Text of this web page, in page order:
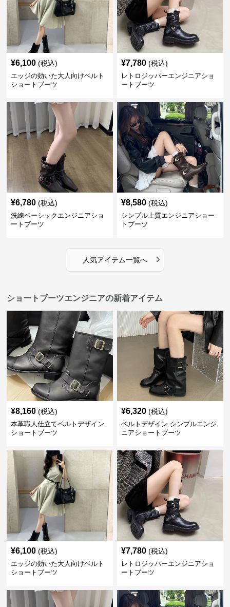
¥6,100 (税込)
エッジの効いた大人向けベルト
ショートブーツ
¥7,780 (税込)
レトロジッパーエンジニアショ
ートブーツ
¥6,780 (税込)
洗練ベーシックエンジニアショ
ートブーツ
¥8,580 (税込)
シンプル上質エンジニアショー
トブーツ
人気アイテム一覧へ ›
ショートブーツエンジニアの新着アイテム
¥8,160 (税込)
本革職人仕立てベルトデザイン
ショートブーツ
¥6,320 (税込)
ベルトデザイン シンプルエンジ
ニアショートブーツ
¥6,100 (税込)
エッジの効いた大人向けベルト
ショートブーツ
¥7,780 (税込)
レトロジッパーエンジニアショ
ートブーツ